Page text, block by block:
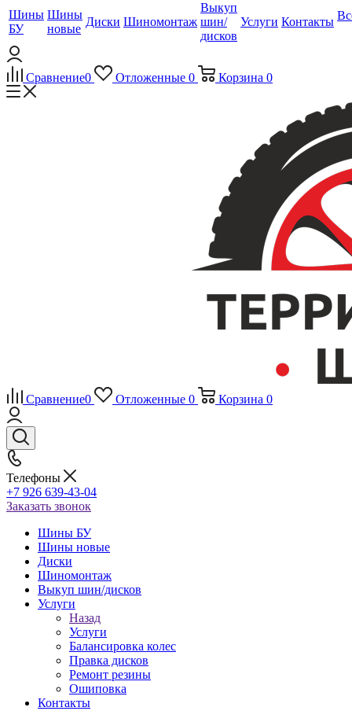
Шины
БУ
Шины
новые
Диски Шиномонтаж
Выкуп
шин/
дисков
Услуги Контакты
Сравнение0 Отложенные 0 Корзина 0
Сравнение0 Отложенные 0 Корзина 0
Телефоны
+7 926 639-43-04
Заказать звонок
Шины БУ
Шины новые
Диски
Шиномонтаж
Выкуп шин/дисков
Услуги
Назад
Услуги
Балансировка колес
Правка дисков
Ремонт резины
Ошиповка
Контакты